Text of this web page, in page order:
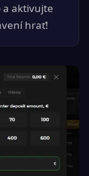
a aktivujte
hrať!